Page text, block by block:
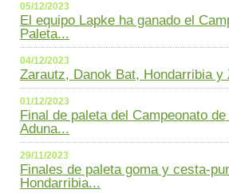
05/12/2023
El equipo Lapke ha ganado el
Paleta...
04/12/2023
Zarautz, Danok Bat, Hondarribia
01/12/2023
Final de paleta del Campeonato
Aduna...
29/11/2023
Finales de paleta goma y cesta-
Hondarribia...